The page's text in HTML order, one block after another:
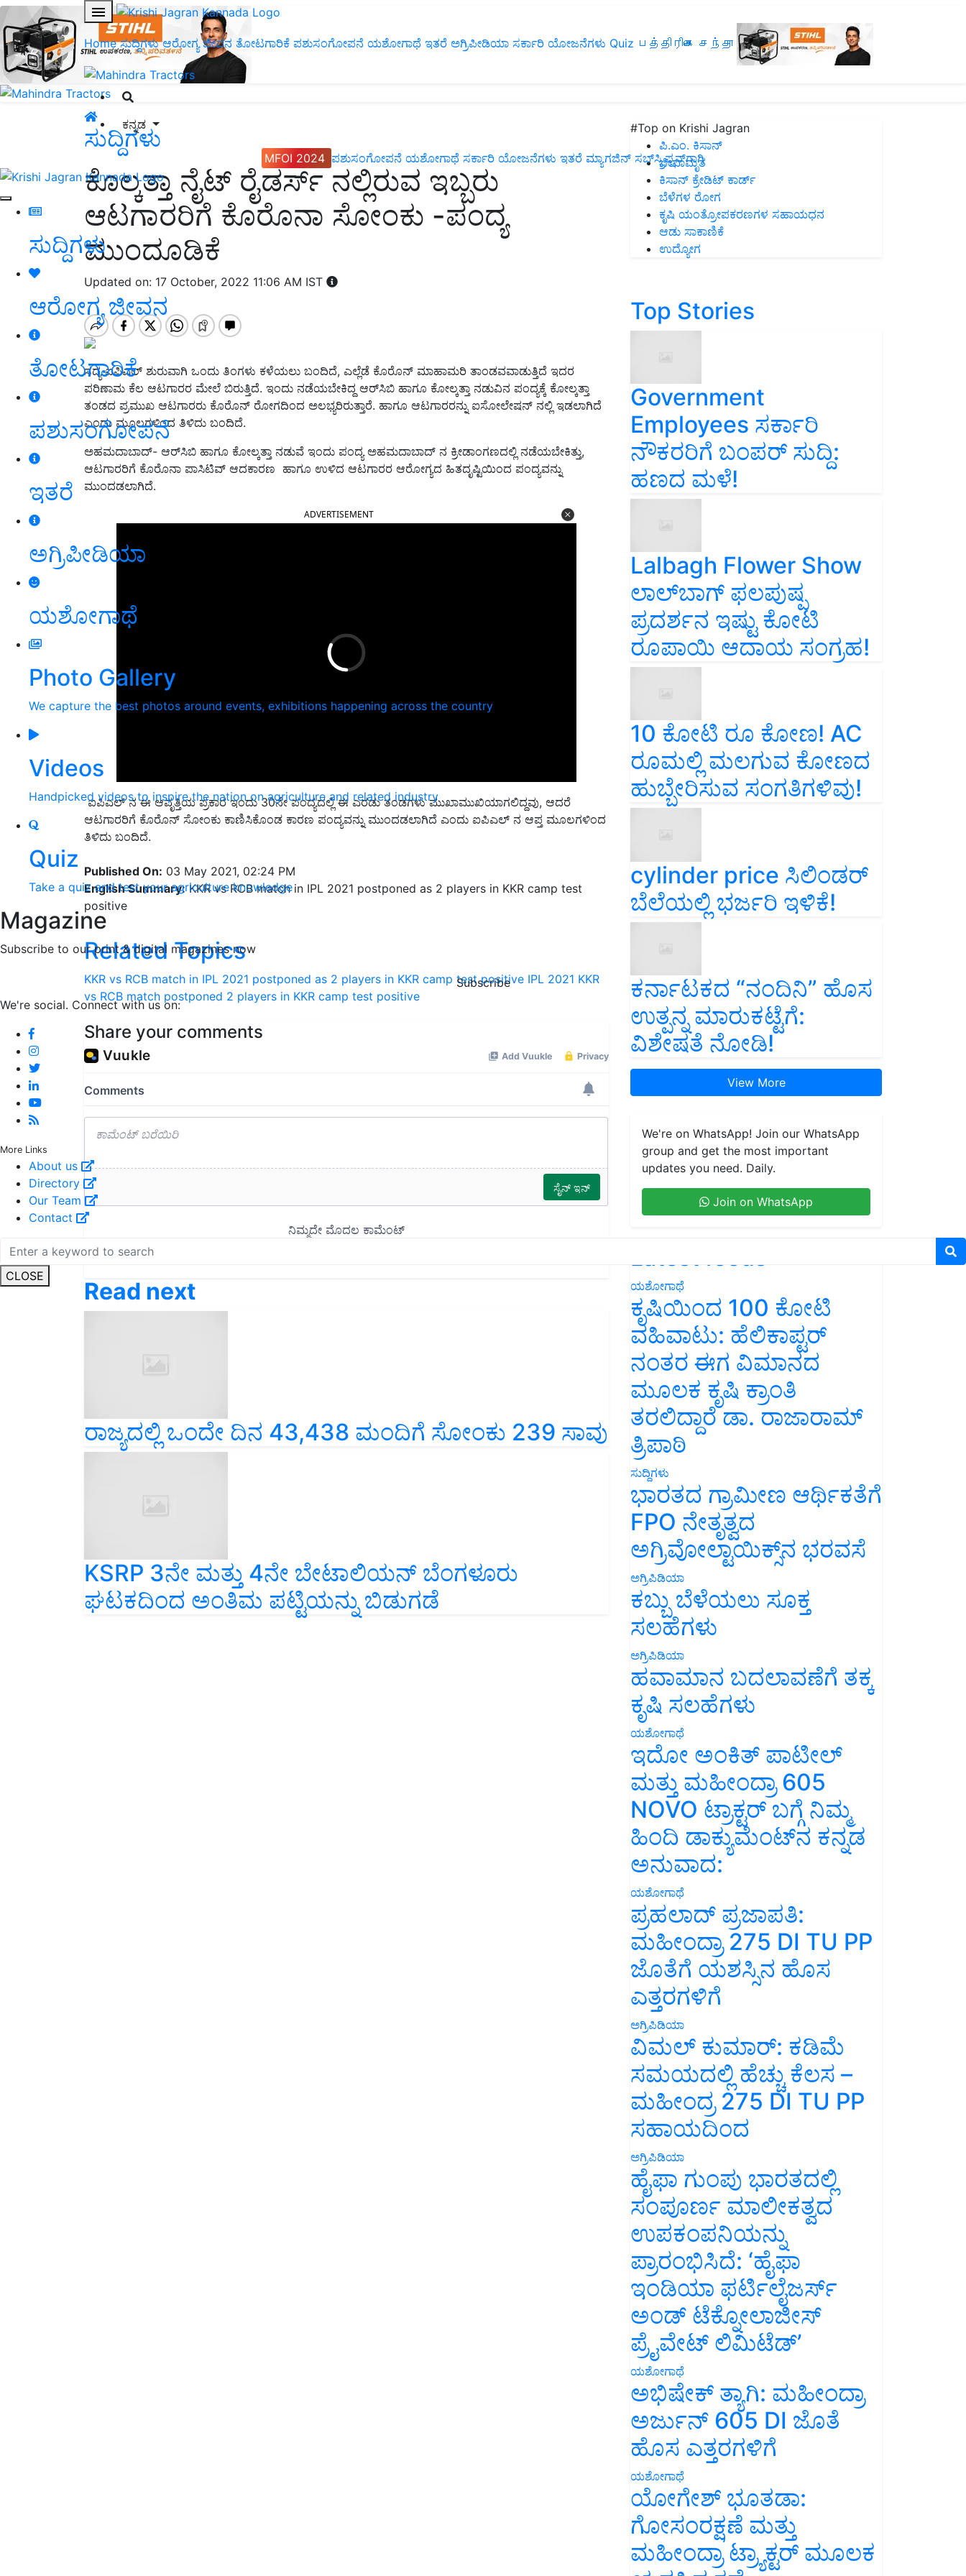
Home ಸುದ್ದಿಗಳು ಆರೋಗ್ಯ ಜೀವನ ತೋಟಗಾರಿಕೆ ಪಶುಸಂಗೋಪನೆ ಯಶೋಗಾಥೆ ಇತರೆ ಅಗ್ರಿಪೀಡಿಯಾ ಸರ್ಕಾರಿ ಯೋಜನೆಗಳು Quiz பத்திரிகை சந்தா
ಕನ್ನಡ
MFOI 2024 ಪಶುಸಂಗೋಪನೆ ಯಶೋಗಾಥೆ ಸರ್ಕಾರಿ ಯೋಜನೆಗಳು ಇತರೆ ಮ್ಯಾಗಜಿನ್‌ ಸಬ್‌ಸ್ಕ್ರಿಪ್ಷನ್‌ಗಾಗಿ
ಸುದ್ದಿಗಳು
ಆರೋಗ್ಯ ಜೀವನ
ತೋಟಗಾರಿಕೆ
ಪಶುಸಂಗೋಪನೆ
ಇತರೆ
ಅಗ್ರಿಪೀಡಿಯಾ
ಯಶೋಗಾಥೆ
Photo Gallery
We capture the best photos around events, exhibitions happening across the country
Videos
Handpicked videos to inspire the nation on agriculture and related industry
Quiz
Take a quiz and test your agriculture knowledge
Magazine
Subscribe to our print & digital magazines now
Subscribe
We're social. Connect with us on:
More Links
About us
Directory
Our Team
Contact
CLOSE
ಸುದ್ದಿಗಳು
ಕೊಲ್ಕತ್ತಾ ನೈಟ್ ರೈಡರ್ಸ್ ನಲ್ಲಿರುವ ಇಬ್ಬರು
ಆಟಗಾರರಿಗೆ ಕೊರೊನಾ ಸೋಂಕು -ಪಂದ್ಯ
ಮುಂದೂಡಿಕೆ
Updated on: 17 October, 2022 11:06 AM IST
ಸದ್ಯ ಐಪಿಎಲ್ ಶುರುವಾಗಿ ಒಂದು ತಿಂಗಳು ಕಳೆಯಲು ಬಂದಿದೆ, ಎಲ್ಲೆಡೆ ಕೊರೊನ್ ಮಾಹಾಮರಿ ತಾಂಡವವಾಡುತ್ತಿದೆ ಇದರ
ಪರಿಣಾಮ ಕೆಲ ಆಟಗಾರರ ಮೇಲೆ ಬಿರುತ್ತಿದೆ. ಇಂದು ನಡೆಯಬೇಕಿದ್ದ ಆರ್​ಸಿಬಿ ಹಾಗೂ ಕೋಲ್ಕತ್ತಾ ನಡುವಿನ ಪಂದ್ಯ‌ಕ್ಕೆ ಕೋಲ್ಕತ್ತಾ
ತಂಡದ ಪ್ರಮುಖ ಆಟಗಾರರು ಕೊರೊನ್ ರೋಗದಿಂದ ಅಲಭ್ಯರಿರುತ್ತಾರೆ. ಹಾಗೂ ಆಟಗಾರರನ್ನು ಐಸೋಲೇಷನ್ ನಲ್ಲಿ ಇಡಲಾಗಿದೆ
ಎಂದು ಮೂಲಗಳಿಂದ ತಿಳಿದು ಬಂದಿದೆ.
ಅಹಮದಾಬಾದ್- ಆರ್​ಸಿಬಿ ಹಾಗೂ ಕೋಲ್ಕತ್ತಾ ನಡುವೆ ಇಂದು ಪಂದ್ಯ ಅಹಮದಾಬಾದ್ ನ ಕ್ರೀಡಾಂಗಣದಲ್ಲಿ ನಡೆಯಬೇಕಿತ್ತು,
ಆಟಗಾರರಿಗೆ ಕೊರೊನಾ ಪಾಸಿಟಿವ್ ಆದಕಾರಣ ಹಾಗೂ ಉಳಿದ ಆಟಗಾರರ ಆರೋಗ್ಯದ ಹಿತದೃಷ್ಟಿಯಿಂದ ಪಂದ್ಯವನ್ನು
ಮುಂದಡಲಾಗಿದೆ.
ADVERTISEMENT
ಐಪಿಎಲ್ ನ ಈ ಆವೃತ್ತಿಯ ಪ್ರಕಾರ ಇಂದು 30ನೇ ಪಂದ್ಯದಲ್ಲಿ ಈ ಎರಡು ತಂಡಗಳು ಮುಖಾಮುಖಿಯಾಗಲಿದ್ದವು, ಆದರೆ
ಆಟಗಾರರಿಗೆ ಕೊರೊನ್ ಸೋಂಕು ಕಾಣಿಸಿಕೊಂಡ ಕಾರಣ ಪಂದ್ಯವನ್ನು ಮುಂದಡಲಾಗಿದೆ ಎಂದು ಐಪಿಎಲ್ ನ ಆಪ್ತ ಮೂಲಗಳಿಂದ
ತಿಳಿದು ಬಂದಿದೆ.
Published On: 03 May 2021, 02:24 PM
English Summary:KKR vs RCB match in IPL 2021 postponed as 2 players in KKR camp test
positive
Related Topics
KKR vs RCB match in IPL 2021 postponed as 2 players in KKR camp test positive IPL 2021 KKR
vs RCB match postponed 2 players in KKR camp test positive
Share your comments
Read next
ರಾಜ್ಯದಲ್ಲಿ ಒಂದೇ ದಿನ 43,438 ಮಂದಿಗೆ ಸೋಂಕು 239 ಸಾವು
KSRP 3ನೇ ಮತ್ತು 4ನೇ ಬೇಟಾಲಿಯನ್ ಬೆಂಗಳೂರು
ಘಟಕದಿಂದ ಅಂತಿಮ ಪಟ್ಟಿಯನ್ನು ಬಿಡುಗಡೆ
#Top on Krishi Jagran
ಪಿ.ಎಂ. ಕಿಸಾನ್
ಜೀವಾಮೃತ
ಕಿಸಾನ್ ಕ್ರೇಡಿಟ್ ಕಾರ್ಡ್
ಬೆಳೆಗಳ ರೋಗ
ಕೃಷಿ ಯಂತ್ರೋಪಕರಣಗಳ ಸಹಾಯಧನ
ಆಡು ಸಾಕಾಣಿಕೆ
ಉದ್ಯೋಗ
Top Stories
Government
Employees ಸರ್ಕಾರಿ
ನೌಕರರಿಗೆ ಬಂಪರ್‌ ಸುದ್ದಿ:
ಹಣದ ಮಳೆ!
Lalbagh Flower Show
ಲಾಲ್‌ಬಾಗ್ ಫಲಪುಷ್ಪ
ಪ್ರದರ್ಶನ ಇಷ್ಟು ಕೋಟಿ
ರೂಪಾಯಿ ಆದಾಯ ಸಂಗ್ರಹ!
10 ಕೋಟಿ ರೂ ಕೋಣ! AC
ರೂಮಲ್ಲಿ ಮಲಗುವ ಕೋಣದ
ಹುಬ್ಬೇರಿಸುವ ಸಂಗತಿಗಳಿವು!
cylinder price ಸಿಲಿಂಡರ್‌
ಬೆಲೆಯಲ್ಲಿ ಭರ್ಜರಿ ಇಳಿಕೆ!
ಕರ್ನಾಟಕದ “ನಂದಿನಿ” ಹೊಸ
ಉತ್ಪನ್ನ ಮಾರುಕಟ್ಟೆಗೆ:
ವಿಶೇಷತೆ ನೋಡಿ!
View More
We're on WhatsApp! Join our WhatsApp
group and get the most important
updates you need. Daily.
Join on WhatsApp
Latest feeds
ಯಶೋಗಾಥೆ
ಕೃಷಿಯಿಂದ 100 ಕೋಟಿ
ವಹಿವಾಟು: ಹೆಲಿಕಾಪ್ಟರ್
ನಂತರ ಈಗ ವಿಮಾನದ
ಮೂಲಕ ಕೃಷಿ ಕ್ರಾಂತಿ
ತರಲಿದ್ದಾರೆ ಡಾ. ರಾಜಾರಾಮ್
ತ್ರಿಪಾಠಿ
ಸುದ್ದಿಗಳು
ಭಾರತದ ಗ್ರಾಮೀಣ ಆರ್ಥಿಕತೆಗೆ
FPO ನೇತೃತ್ವದ
ಅಗ್ರಿವೋಲ್ಟಾಯಿಕ್ಸ್‌ನ ಭರವಸೆ
ಅಗ್ರಿಪಿಡಿಯಾ
ಕಬ್ಬು ಬೆಳೆಯಲು ಸೂಕ್ತ
ಸಲಹೆಗಳು
ಅಗ್ರಿಪಿಡಿಯಾ
ಹವಾಮಾನ ಬದಲಾವಣೆಗೆ ತಕ್ಕ
ಕೃಷಿ ಸಲಹೆಗಳು
ಯಶೋಗಾಥೆ
ಇದೋ ಅಂಕಿತ್ ಪಾಟೀಲ್
ಮತ್ತು ಮಹೀಂದ್ರಾ 605
NOVO ಟ್ರಾಕ್ಟರ್ ಬಗ್ಗೆ ನಿಮ್ಮ
ಹಿಂದಿ ಡಾಕ್ಯುಮೆಂಟ್‌ನ ಕನ್ನಡ
ಅನುವಾದ:
ಯಶೋಗಾಥೆ
ಪ್ರಹಲಾದ್ ಪ್ರಜಾಪತಿ:
ಮಹೀಂದ್ರಾ 275 DI TU PP
ಜೊತೆಗೆ ಯಶಸ್ಸಿನ ಹೊಸ
ಎತ್ತರಗಳಿಗೆ
ಅಗ್ರಿಪಿಡಿಯಾ
ವಿಮಲ್ ಕುಮಾರ್: ಕಡಿಮೆ
ಸಮಯದಲ್ಲಿ ಹೆಚ್ಚು ಕೆಲಸ –
ಮಹೀಂದ್ರ 275 DI TU PP
ಸಹಾಯದಿಂದ
ಅಗ್ರಿಪಿಡಿಯಾ
ಹೈಫಾ ಗುಂಪು ಭಾರತದಲ್ಲಿ
ಸಂಪೂರ್ಣ ಮಾಲೀಕತ್ವದ
ಉಪಕಂಪನಿಯನ್ನು
ಪ್ರಾರಂಭಿಸಿದೆ: ‘ಹೈಫಾ
ಇಂಡಿಯಾ ಫರ್ಟಿಲೈಜರ್ಸ್
ಅಂಡ್ ಟೆಕ್ನೋಲಾಜೀಸ್
ಪ್ರೈವೇಟ್ ಲಿಮಿಟೆಡ್’
ಯಶೋಗಾಥೆ
ಅಭಿಷೇಕ್ ತ್ಯಾಗಿ: ಮಹೀಂದ್ರಾ
ಅರ್ಜುನ್ 605 DI ಜೊತೆ
ಹೊಸ ಎತ್ತರಗಳಿಗೆ
ಯಶೋಗಾಥೆ
ಯೋಗೇಶ್ ಭೂತಡಾ:
ಗೋಸಂರಕ್ಷಣೆ ಮತ್ತು
ಮಹೀಂದ್ರಾ ಟ್ರ್ಯಾಕ್ಟರ್ ಮೂಲಕ